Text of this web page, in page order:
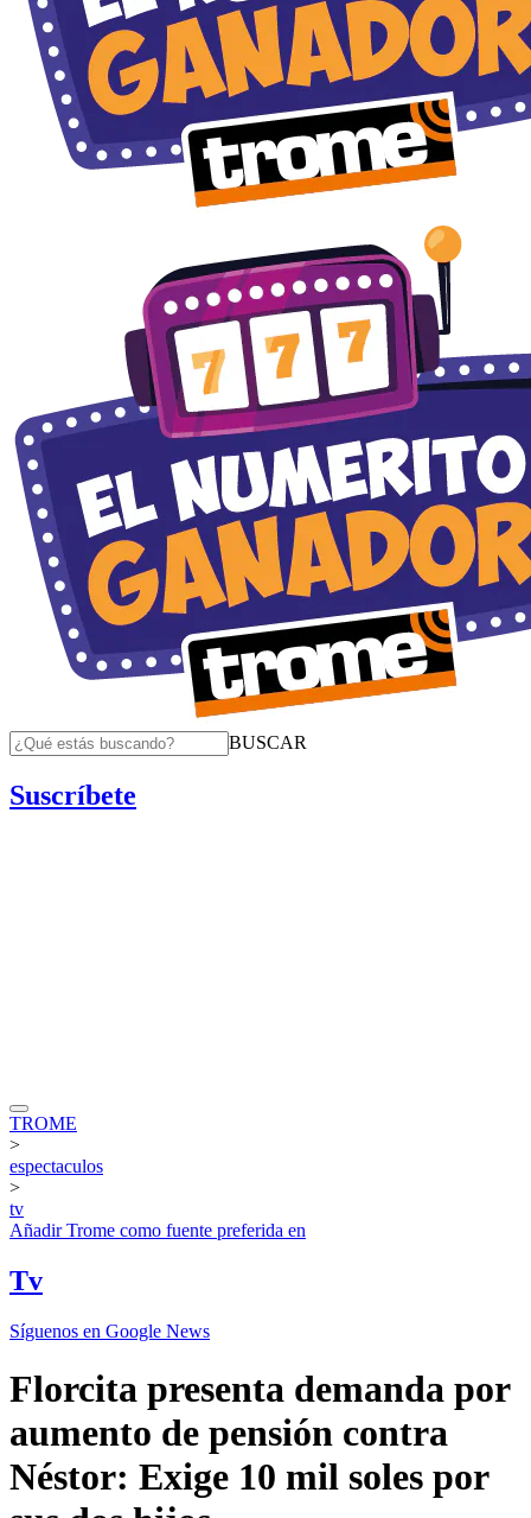
BUSCAR
Suscríbete
TROME
>
espectaculos
>
tv
AñadirTrome como fuente preferida en
Tv
Síguenos en Google News
Florcita presenta demanda por
aumento de pensión contra
Néstor: Exige 10 mil soles por